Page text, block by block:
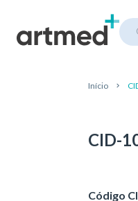
Início
CID-
Código